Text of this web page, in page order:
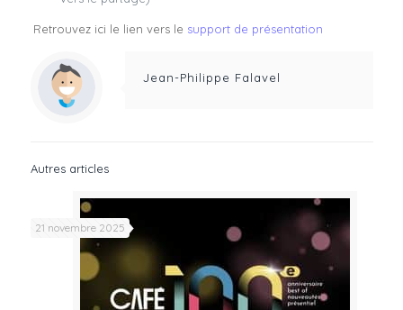
Retrouvez ici le lien vers le support de présentation
Jean-Philippe Falavel
Autres articles
21 novembre 2025